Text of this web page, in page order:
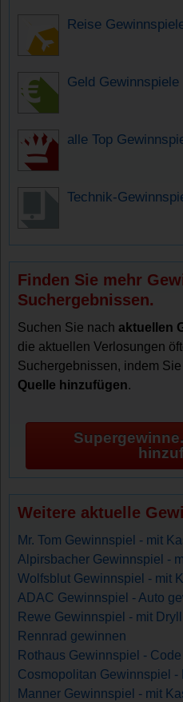
Reise
Geld Gewinnspiele
alle Top
Technik-
Finden Sie mehr
Suchergebnissen.
Suchen Sie nachaktuellen
die aktuellen Verlosungen
Suchergebnissen, indem Sie
Quelle hinzufügen.
Weitere aktuelle
Mr. Tom Gewinnspiel - mit
Alpirsbacher Gewinnspiel -
Wolfsblut Gewinnspiel - mit
ADAC Gewinnspiel - Auto
Rewe Gewinnspiel - mit
Rennrad gewinnen
Rothaus Gewinnspiel -
Cosmopolitan Gewinnspiel
Manner Gewinnspiel - mit